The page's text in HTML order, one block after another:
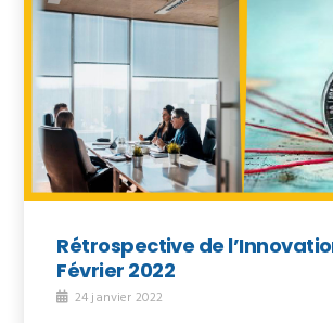
Rétrospective de
Février 2022
24 janvier 2022